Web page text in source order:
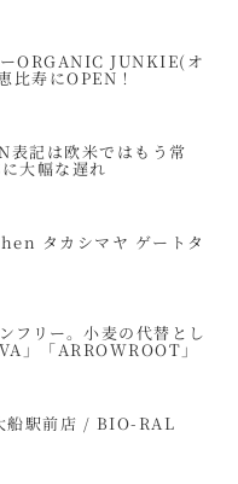
ORGANIC JUNKIE(オ
比寿にOPEN！
表記は欧米ではもう常
大幅な遅れ
タカシマヤ ゲートタ
フリー。小麦の代替とし
」「ARROWROOT」
船駅前店 / BIO-RAL